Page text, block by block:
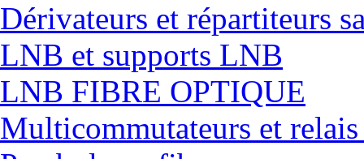
Dérivateurs et répartiteurs
LNB et supports LNB
LNB FIBRE OPTIQUE
Multicommutateurs et